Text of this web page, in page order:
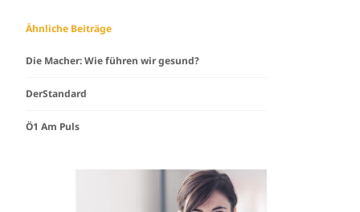
Ähnliche Beiträge
Die Macher: Wie führen wir gesund?
DerStandard
Ö1 Am Puls